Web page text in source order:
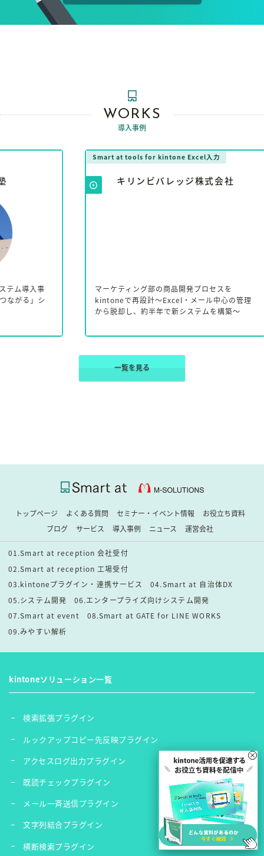
WORKS
導入事例
Smart at tools for kintone Excel入力
キリンビバレッジ株式会社
マーケティング部の商品開発プロセスを
kintoneで再設計～Excel・メール中心の管理
から脱却し、約半年で新システムを構築～
一覧を見る
トップページ よくある質問 セミナー・イベント情報
お役立ち資料
ブログ
サービス 導入事例 ニュース 運営会社
01.Smart at reception 会社受付
02.Smart at reception 工場受付
03.kintoneプラグイン・連携サービス
04.Smart at 自治体DX
05.システム開発
06.エンタープライズ向けシステム開発
07.Smart at event
08.Smart at GATE for LINE WORKS
09.みやすい解析
kintoneソリューション一覧
検索拡張プラグイン
ルックアップコピー先反映プラグイン
アクセスログ出力プラグイン
既読チェックプラグイン
メール一斉送信プラグイン
文字列結合プラグイン
横断検索プラグイン
×